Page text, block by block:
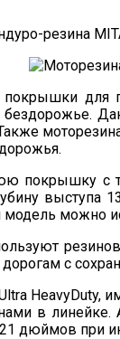
резина
для
бездорожье.
покрышку
выступа
можно
с
HeavyDuty,
в линейке.
дюймов при